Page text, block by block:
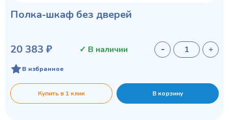
Полка-шкаф без дверей
20 383 ₽ ✓ В наличии
В избранное
Купить в 1 клик В корзину